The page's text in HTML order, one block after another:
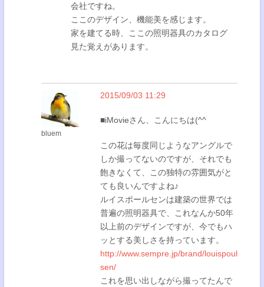
会社ですね。
ここのデザイン、機能美を感じます。
家を建てる時、ここの照明器具のカタログ
見た覚えがあります。
bluem
2015/09/03 11:29
■iMovieさん、こんにちは(^^
この花は毎度同じようなアングルで
しか撮ってないのですが、それでも
飽きなくて、この独特の雰囲気がと
ても良いんですよね♪
ルイスポールセンは建築の世界では
普遍の照明器具で、これなんか50年
以上前のデザインですが、今でもハ
ッとする美しさを持っています。
http://www.sempre.jp/brand/louispoul
sen/
これを思い出しながら撮ってたんで